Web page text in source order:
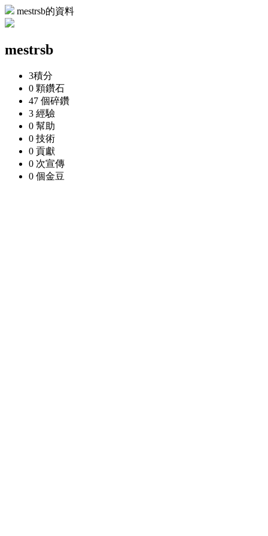
mestrsb的資料
mestrsb
3積分
0 顆鑽石
47 個碎鑽
3 經驗
0 幫助
0 技術
0 貢獻
0 次宣傳
0 個金豆